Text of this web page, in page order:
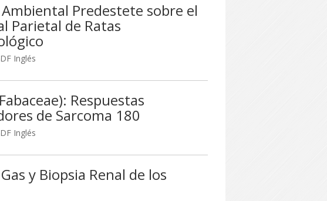
Predestete sobre el
Parietal de Ratas
Inglés
Respuestas
de Sarcoma 180
Inglés
y Biopsia Renal de los